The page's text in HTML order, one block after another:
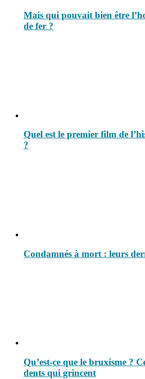
Mais qui pouvait bien être
de fer ?
Quel est le premier film de
?
Condamnés à mort : leurs
Qu’est-ce que le bruxisme ?
dents qui grincent